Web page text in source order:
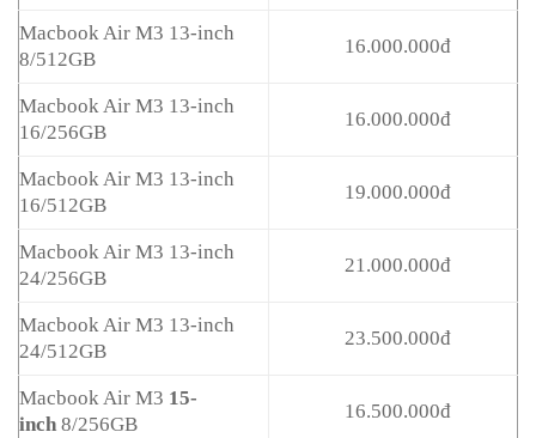
Macbook Air M3 13-inch
8/512GB
16.000.000đ
Macbook Air M3 13-inch
16/256GB
16.000.000đ
Macbook Air M3 13-inch
16/512GB
19.000.000đ
Macbook Air M3 13-inch
24/256GB
21.000.000đ
Macbook Air M3 13-inch
24/512GB
23.500.000đ
Macbook Air M3 15-
inch 8/256GB
16.500.000đ